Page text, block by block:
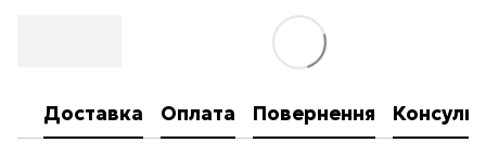
Доставка Оплата Повернення